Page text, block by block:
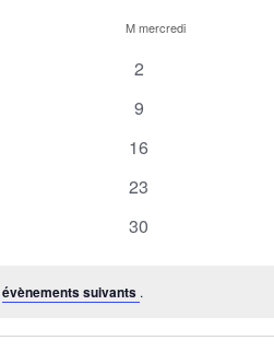
Mmercredi
0
2
0
9
0
16
0
23
0
30
évènements suivants .